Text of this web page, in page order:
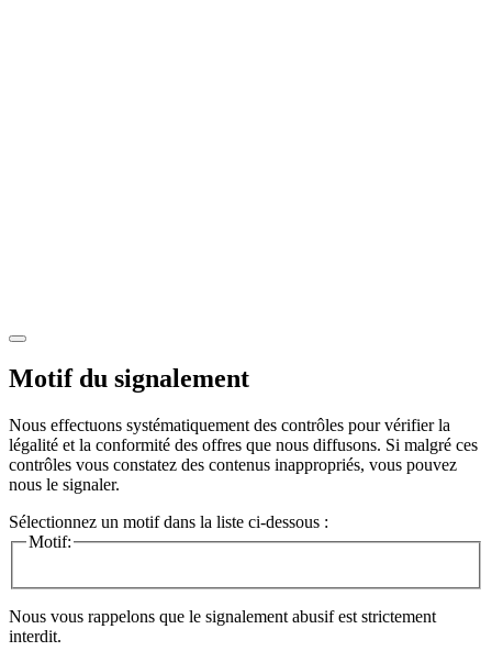
Motif du signalement
Nous effectuons systématiquement des contrôles pour vérifier la
légalité et la conformité des offres que nous diffusons. Si malgré ces
contrôles vous constatez des contenus inappropriés, vous pouvez
nous le signaler.
Sélectionnez un motif dans la liste ci-dessous :
Motif:
Nous vous rappelons que le signalement abusif est strictement
interdit.